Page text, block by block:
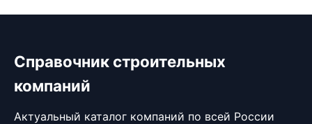
Справочник строительных
компаний
Актуальный каталог компаний по всей России